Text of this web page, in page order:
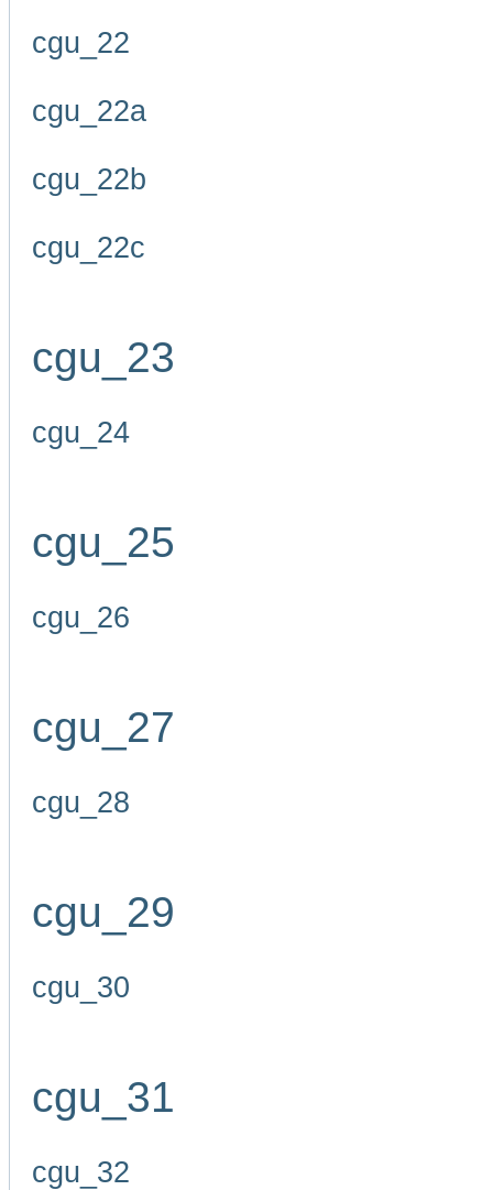
cgu_22
cgu_22a
cgu_22b
cgu_22c
cgu_23
cgu_24
cgu_25
cgu_26
cgu_27
cgu_28
cgu_29
cgu_30
cgu_31
cgu_32